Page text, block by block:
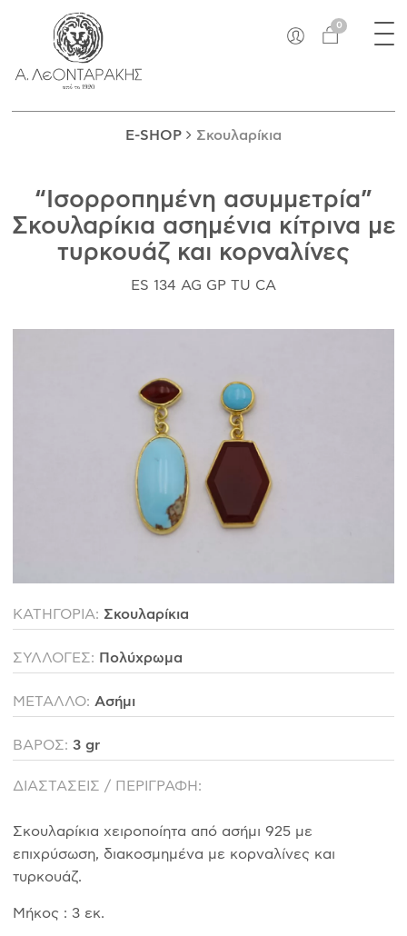
0 ×
E-SHOP
ΜΟΝΑΔΙΚΆ
ΔΑΚΤΥΛΊΔΙΑ
ΒΡΑΧΙΌΛΙΑ
ΚΑΡΦΊΤΣΕΣ
ΣΤΑΥΡΟΊ
ΝΟΜΊΣΜΑΤΑ
ΜΑΝΙΚΕΤΌΚΟΥΜΠΑ
ΑΝΤΙΚΕΊΜΕΝΑ
Η ΣΧΕΔΙΆΣΤΡΙΑ
ΤΙ ΣΗΜΑΊΝΕΙ ΤΟ ΚΌΣΜΗΜΑ ΓΙΑ ΜΑΣ ;
ΚΑΤΑΣΤΉΜΑΤΑ
Ο ΛΟΓΑΡΙΑΣΜΌΣ ΜΟΥ
ΚΑΛΆΘΙ ΑΓΟΡΏΝ
ΑΠΟΣΤΟΛΈΣ/ΕΠΙΣΤΡΟΦΈΣ
ΠΟΛΙΤΙΚΉ ΑΠΟΡΡΉΤΟΥ
E-SHOP Σκουλαρίκια
“Ισορροπημένη ασυμμετρία”
Σκουλαρίκια ασημένια κίτρινα με
τυρκουάζ και κορναλίνες
ES 134 AG GP TU CA
ΚΑΤΗΓΟΡΙΑ: Σκουλαρίκια
ΣΥΛΛΟΓΕΣ: Πολύχρωμα
ΜΕΤΑΛΛΟ: Ασήμι
ΒΑΡΟΣ: 3 gr
ΔΙΑΣΤΑΣΕΙΣ / ΠΕΡΙΓΡΑΦΗ:
Σκουλαρίκια χειροποίητα από ασήμι 925 με
επιχρύσωση, διακοσμημένα με κορναλίνες και
τυρκουάζ.
Μήκος : 3 εκ.